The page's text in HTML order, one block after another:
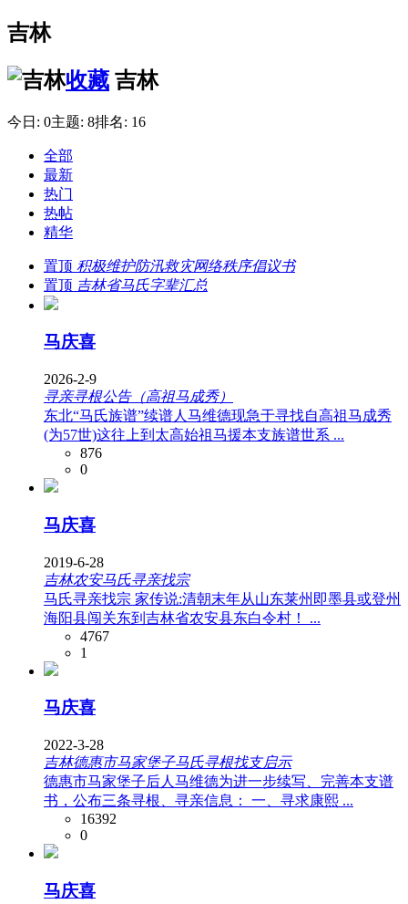
吉林
收藏 吉林
今日: 0主题: 8排名: 16
全部
最新
热门
热帖
精华
置顶 积极维护防汛救灾网络秩序倡议书
置顶 吉林省马氏字辈汇总
马庆喜
2026-2-9
寻亲寻根公告（高祖马成秀）
东北“马氏族谱”续谱人马维德现急于寻找自高祖马成秀
(为57世)这往上到太高始祖马援本支族谱世系 ...
876
0
马庆喜
2019-6-28
吉林农安马氏寻亲找宗
马氏寻亲找宗 家传说:清朝末年从山东莱州即墨县或登州
海阳县闯关东到吉林省农安县东白令村！ ...
4767
1
马庆喜
2022-3-28
吉林德惠市马家堡子马氏寻根找支启示
德惠市马家堡子后人马维德为进一步续写、完善本支谱
书，公布三条寻根、寻亲信息： 一、寻求康熙 ...
16392
0
马庆喜